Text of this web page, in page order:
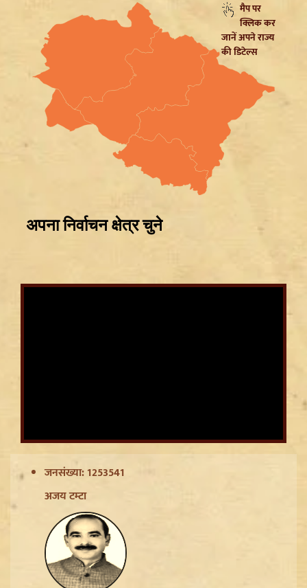
Jharkhand JPSC JSSC Protest: सियासी रंग में रंगा
आंदोलन, Rahul Gandhi ने छात्रों को दिया Reforms का
भरोसा
सुरक्षा, Amarnath Yatra सस्पेंड और हाईवे हुआ सील
Ladakh Formation Day: शांति और विकास की नई ऊंचाइयों
पर लद्दाख, LG ने PM Modi और Amit Shah का जताया
मैप पर
क्लिक कर
जानें अपने राज्य
की डिटेल्स
जनसंख्या: 1253541
अजय टम्टा